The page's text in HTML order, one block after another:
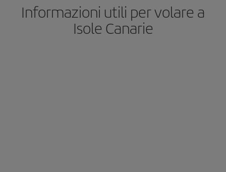
Informazioni utili per volare a
Isole Canarie